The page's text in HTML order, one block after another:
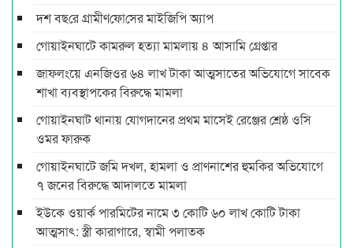
দশ বছ‌রে গ্রামীণ‌ফো‌সের মাইজিপি অ্যাপ
গোয়াইনঘাটে কামরুল হত্যা মামলায় ৪ আসামি গ্রেপ্তার
জাফলংয়ে এনজিওর ৬৪ লাখ টাকা আত্মসাতের অভিযোগে সাবেক
শাখা ব্যবস্থাপকের বিরুদ্ধে মামলা
গোয়াইনঘাট থানায় যোগদানের প্রথম মাসেই রেঞ্জের শ্রেষ্ঠ ওসি
ওমর ফারুক
গোয়াইনঘাটে জমি দখল, হামলা ও প্রাণনাশের হুমকির অভিযোগে
৭ জনের বিরুদ্ধে আদালতে মামলা
ইউকে ওয়ার্ক পারমিটের নামে ৩ কোটি ৬০ লাখ কোটি টাকা
আত্মসাৎ: স্ত্রী কারাগারে, স্বামী পলাতক